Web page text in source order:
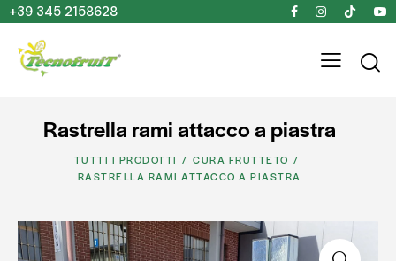
+39 345 2158628
Rastrella rami attacco a piastra
TUTTI I PRODOTTI
CURA FRUTTETO
RASTRELLA RAMI ATTACCO A PIASTRA